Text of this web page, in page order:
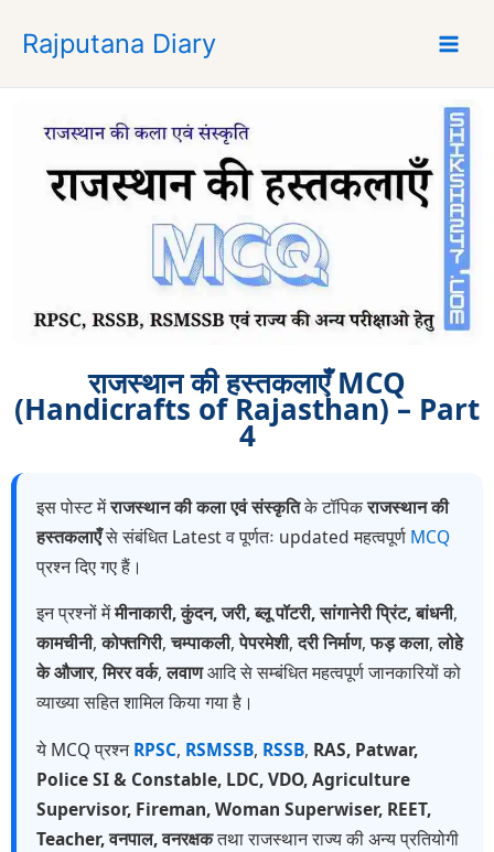
p
Rajputana Diary
राजस्थान की हस्तकलाएँ MCQ
(Handicrafts of Rajasthan) – Part
4
इस पोस्ट मेंराजस्थान की कला एवं संस्कृतिके टॉपिकराजस्थान की
हस्तकलाएँसे संबंधित Latest व पूर्णतः updated महत्वपूर्ण MCQ
प्रश्न दिए गए हैं।
इन प्रश्नों मेंमीनाकारी, कुंदन, जरी, ब्लू पॉटरी, सांगानेरी प्रिंट, बांधनी,
कामचीनी,कोफ्तगिरी,चम्पाकली,पेपरमेशी,दरी निर्माण,फड़ कला,लोहे
के औजार,मिरर वर्क,लवाणआदि से सम्बंधित महत्वपूर्ण जानकारियों को
व्याख्या सहित शामिल किया गया है।
ये MCQ प्रश्नRPSC, RSMSSB, RSSB, RAS, Patwar,
Police SI & Constable, LDC, VDO, Agriculture
Supervisor, Fireman, Woman Superwiser, REET,
Teacher, वनपाल, वनरक्षकतथा राजस्थान राज्य की अन्य प्रतियोगी